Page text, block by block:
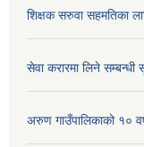
शिक्षक सरुवा सहमतिका
सेवा करारमा लिने सम्बन्धी
अरुण गाउँपालिकाको १०